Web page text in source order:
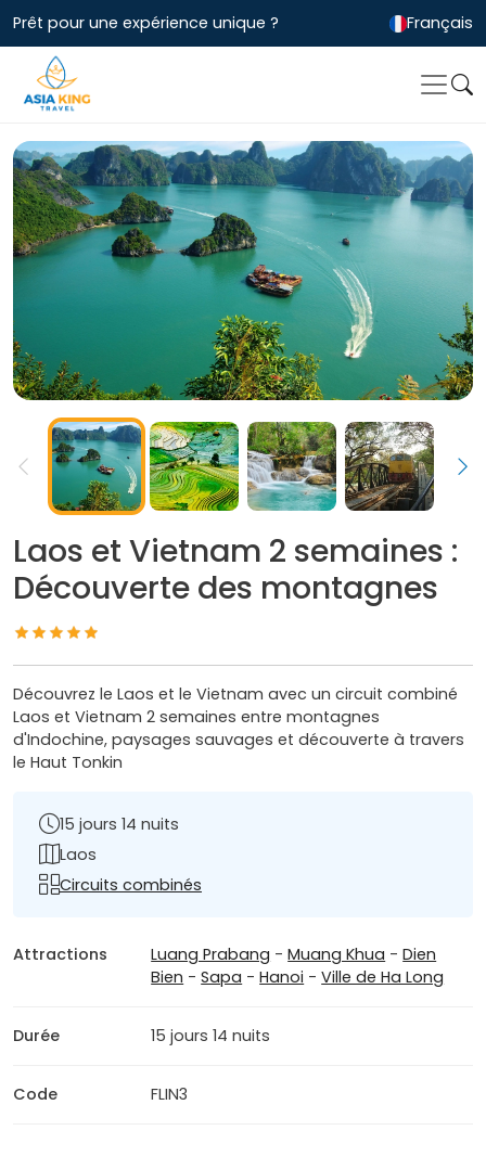
Prêt pour une expérience unique ? Français
Laos et Vietnam 2 semaines :
Découverte des montagnes
Découvrez le Laos et le Vietnam avec un circuit combiné
Laos et Vietnam 2 semaines entre montagnes
d'Indochine, paysages sauvages et découverte à travers
le Haut Tonkin
15 jours 14 nuits
Laos
Circuits combinés
Attractions Luang Prabang -Muang Khua -Dien
Bien -Sapa -Hanoi -Ville de Ha Long
Durée 15 jours 14 nuits
Code FLIN3